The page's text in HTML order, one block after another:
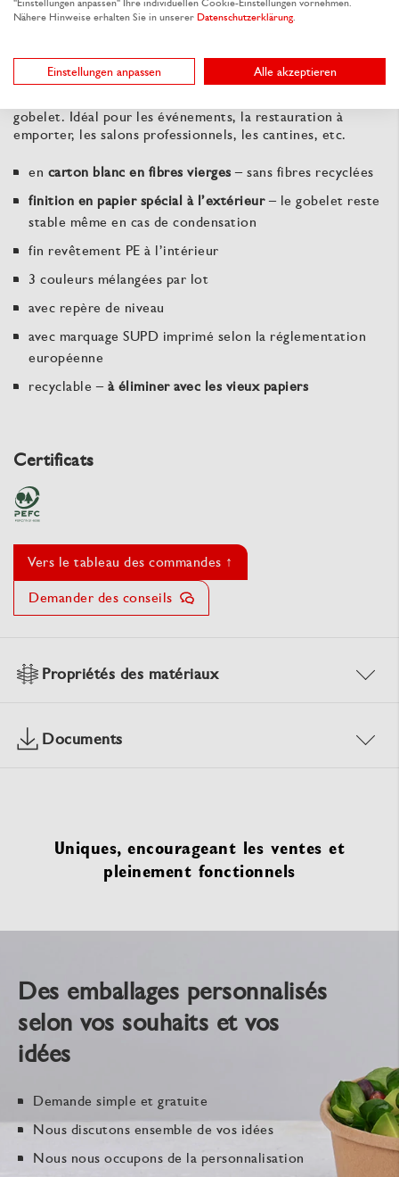
Ce gobelet rafraîchissant pour toutes les boissons
s’élimine avec les vieux papiers après usage. Grâce à un
stable même en cas de condensation. Le fin revêtement PE
à l’intérieur maintient les boissons froides telles que les
gobelet. Idéal pour les événements, la restauration à
emporter, les salons professionnels, les cantines, etc.
en carton blanc en fibres vierges – sans fibres recyclées
finition en papier spécial à l’extérieur– le gobelet reste
stable même en cas de condensation
fin revêtement PE à l’intérieur
3 couleurs mélangées par lot
avec repère de niveau
avec marquage SUPD imprimé selon la réglementation
européenne
recyclable – à éliminer avec les vieux papiers
Certificats
Vers le tableau des commandes ↑
Demander des conseils
Propriétés des matériaux
Documents
Uniques, encourageant les ventes et
pleinement fonctionnels
Des emballages personnalisés
selon vos souhaits et vos
idées
Demande simple et gratuite
Nous discutons ensemble de vos idées
Nous nous occupons de la personnalisation
"Einstellungen anpassen" Ihre individuellen Cookie-Einstellungen vornehmen.
Nähere Hinweise erhalten Sie in unserer Datenschutzerklärung.
Einstellungen anpassen Alle akzeptieren